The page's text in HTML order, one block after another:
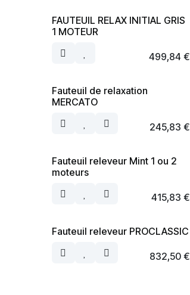
FAUTEUIL RELAX INITIAL GRIS
1 MOTEUR
499,84 €
Fauteuil de relaxation
MERCATO
245,83 €
Fauteuil releveur Mint 1 ou 2
moteurs
415,83 €
Fauteuil releveur PROCLASSIC
832,50 €